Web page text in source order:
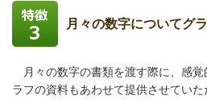
月々の数字についてグ
月々の数字の書類を渡す際に、感覚
ラフの資料もあわせて提供させてい